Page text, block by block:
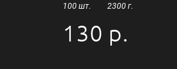
100 шт. 2300 г.
130 р.